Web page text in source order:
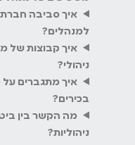
איך סביבה
למנהלים?
איך קבוצות של
ניהולי?
איך מתגברים
בכירים?
מה הקשר בין
ניהוליות?